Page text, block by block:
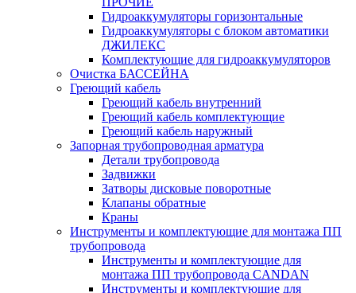
Гидроаккумуляторы горизонтальные
Гидроаккумуляторы с блоком автоматики
ДЖИЛЕКС
Комплектующие для гидроаккумуляторов
Очистка БАССЕЙНА
Греющий кабель
Греющий кабель внутренний
Греющий кабель комплектующие
Греющий кабель наружный
Запорная трубопроводная арматура
Детали трубопровода
Задвижки
Затворы дисковые поворотные
Клапаны обратные
Краны
Инструменты и комплектующие для монтажа ПП
трубопровода
Инструменты и комплектующие для
монтажа ПП трубопровода CANDAN
Инструменты и комплектующие для